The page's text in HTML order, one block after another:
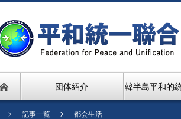
団体紹介 韓半島平和的
記事一覧 都会生活